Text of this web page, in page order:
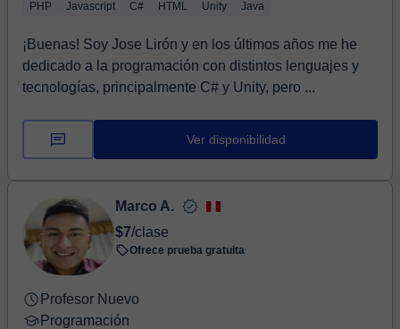
PHP Javascript C# HTML Unity Java
¡Buenas! Soy Jose Lirón y en los últimos años me he
dedicado a la programación con distintos lenguajes y
tecnologías, principalmente C# y Unity, pero ...
Ver disponibilidad
Marco A.
$7/clase
Ofrece prueba gratuita
Profesor Nuevo
Programación